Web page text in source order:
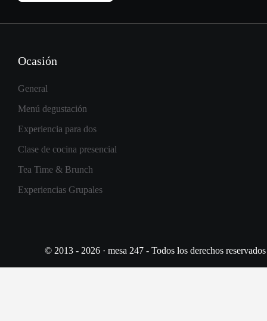
Ocasión
General
Menú degustación
Experiencia para dos
Clase de cocina presencial
Tea Time & Brunch
Experiencias Grupales
© 2013 - 2026 · mesa 247 - Todos los derechos reservados